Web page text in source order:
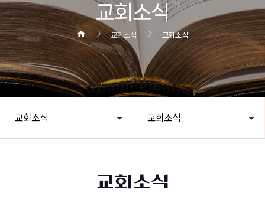
교회소식
교회소식 교회소식
교회소식 교회소식
교회소식